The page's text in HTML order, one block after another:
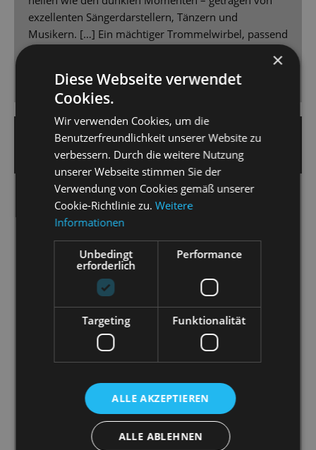
exzellenten Sängerdarstellern, Tänzern und
Musikern. […] Ein mächtiger Trommelwirbel, passend
zur „neuen Zeit“, schließt diesen grandiosen,
Gefühle des Publikums durcheinander rütteln dürfte.
19. April 2025 | Jens Daniel Schubert
SÄCHSISCHE ZEITUNG
Berührende Schicksale in bildgewaltiger
Inszenierung
An Dresdens Staatsoperette wird das Musical „Cabaret“
zu einer beängstigend aktuellen Show.
[...] Die Musik, mit gutem Feeling geführt von Peter
Christian Feigel, wird bombastisch. [...] Marcus
Günzel, anfangs der coole Conférencier, spielt
meisterhaft auf der Klaviatur der Verführung und
Entgrenzung [...] Fräulein Schneider (Silke Richter)
spielen ein anrührendes Paar, dem man ihr kleines
Glück von Herzen gönnt. [...] berührende,
menschliche Schicksale in einer bildgewaltigen
Inszenierung.
×
Diese Webseite verwendet
Cookies.
Wir verwenden Cookies, um die
Benutzerfreundlichkeit unserer Website zu
verbessern. Durch die weitere Nutzung
unserer Webseite stimmen Sie der
Verwendung von Cookies gemäß unserer
Cookie-Richtlinie zu.Weitere
Informationen
Unbedingt
erforderlich
Performance
Targeting Funktionalität
ALLE AKZEPTIEREN
ALLE ABLEHNEN